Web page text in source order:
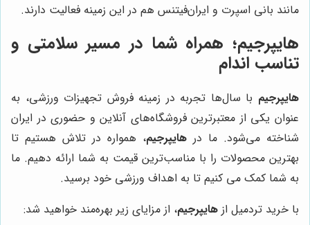
مانند بانی اسپرت و ایران‌فیتنس هم در این زمینه فعالیت دارند.
هایپرجیم؛ همراه شما در مسیر سلامتی و
تناسب اندام
هایپرجیم با سال‌ها تجربه در زمینه فروش تجهیزات ورزشی، به
عنوان یکی از معتبرترین فروشگاه‌های آنلاین و حضوری در ایران
شناخته می‌شود. ما در هایپرجیم، همواره در تلاش هستیم تا
بهترین محصولات را با مناسب‌ترین قیمت به شما ارائه دهیم. ما
به شما کمک می کنیم تا به اهداف ورزشی خود برسید.
با خرید تردمیل از هایپرجیم، از مزایای زیر بهره‌مند خواهید شد: